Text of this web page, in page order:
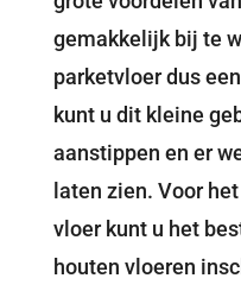
gemakkelijk bij te
parketvloer dus
kunt u dit kleine
aanstippen en er
laten zien. Voor
vloer kunt u het
houten vloeren